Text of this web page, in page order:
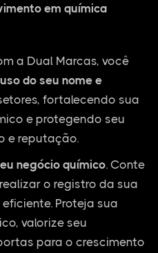
em química
a Dual Marcas, você
do seu nome e
fortalecendo sua
e protegendo seu
e reputação.
negócio químico. Conte
o registro da sua
Proteja sua
valorize seu
para o crescimento